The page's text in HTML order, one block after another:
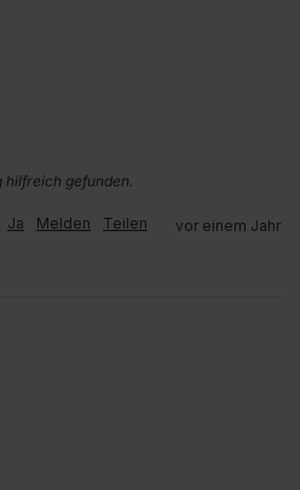
hilfreich gefunden.
Ja Melden Teilen vor einem Jahr